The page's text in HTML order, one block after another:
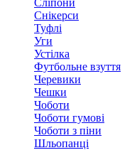
Сліпони
Снікерси
Туфлі
Уги
Устілка
Футбольне взуття
Черевики
Чешки
Чоботи
Чоботи гумові
Чоботи з піни
Шльопанці